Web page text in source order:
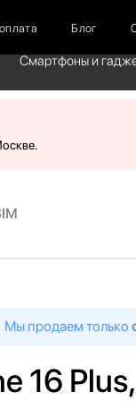
Блог
Смартфоны и
Мы продаем только
16